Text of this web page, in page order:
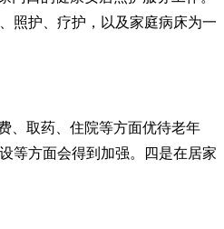
照护、疗护，以及家庭病床为一
、取药、住院等方面优待老年
等方面会得到加强。四是在居家